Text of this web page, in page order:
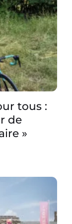
tous :
de
»